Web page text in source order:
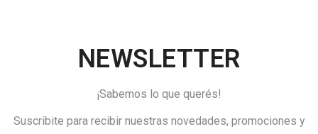
NEWSLETTER
¡Sabemos lo que querés!
Suscribite para recibir nuestras novedades, promociones y